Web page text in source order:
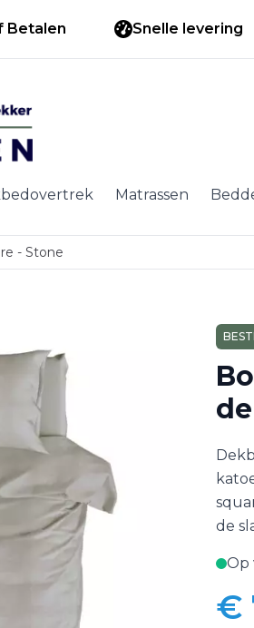
Betalen Snelle levering
Matrassen
- Stone
de
Op
€